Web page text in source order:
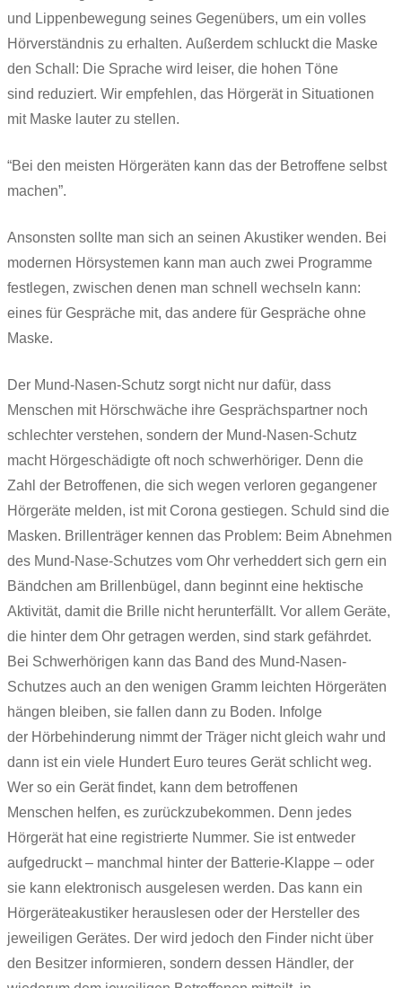
und Lippenbewegung seines Gegenübers, um ein volles
Hörverständnis zu erhalten. Außerdem schluckt die Maske
den Schall: Die Sprache wird leiser, die hohen Töne
sind reduziert. Wir empfehlen, das Hörgerät in Situationen
mit Maske lauter zu stellen.
“Bei den meisten Hörgeräten kann das der Betroffene selbst
machen”.
Ansonsten sollte man sich an seinen Akustiker wenden. Bei
modernen Hörsystemen kann man auch zwei Programme
festlegen, zwischen denen man schnell wechseln kann:
eines für Gespräche mit, das andere für Gespräche ohne
Maske.
Der Mund-Nasen-Schutz sorgt nicht nur dafür, dass
Menschen mit Hörschwäche ihre Gesprächspartner noch
schlechter verstehen, sondern der Mund-Nasen-Schutz
macht Hörgeschädigte oft noch schwerhöriger. Denn die
Zahl der Betroffenen, die sich wegen verloren gegangener
Hörgeräte melden, ist mit Corona gestiegen. Schuld sind die
Masken. Brillenträger kennen das Problem: Beim Abnehmen
des Mund-Nase-Schutzes vom Ohr verheddert sich gern ein
Bändchen am Brillenbügel, dann beginnt eine hektische
Aktivität, damit die Brille nicht herunterfällt. Vor allem Geräte,
die hinter dem Ohr getragen werden, sind stark gefährdet.
Bei Schwerhörigen kann das Band des Mund-Nasen-
Schutzes auch an den wenigen Gramm leichten Hörgeräten
hängen bleiben, sie fallen dann zu Boden. Infolge
der Hörbehinderung nimmt der Träger nicht gleich wahr und
dann ist ein viele Hundert Euro teures Gerät schlicht weg.
Wer so ein Gerät findet, kann dem betroffenen
Menschen helfen, es zurückzubekommen. Denn jedes
Hörgerät hat eine registrierte Nummer. Sie ist entweder
aufgedruckt – manchmal hinter der Batterie-Klappe – oder
sie kann elektronisch ausgelesen werden. Das kann ein
Hörgeräteakustiker herauslesen oder der Hersteller des
jeweiligen Gerätes. Der wird jedoch den Finder nicht über
den Besitzer informieren, sondern dessen Händler, der